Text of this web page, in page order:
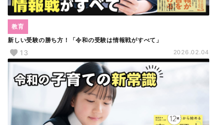
新しい受験の勝ち方！「令和の受験は情報戦がすべて」
教育
13 2026.02.04